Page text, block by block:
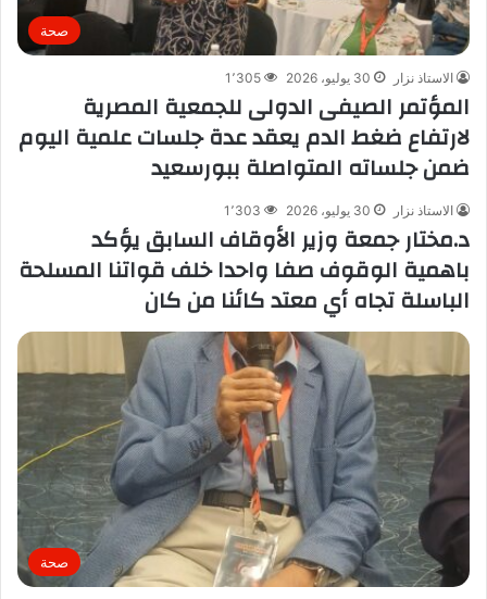
صحة
الاستاذ نزار 30 يوليو، 2026 1٬305
المؤتمر الصيفى الدولى للجمعية المصرية
لارتفاع ضغط الدم يعقد عدة جلسات علمية اليوم
ضمن جلساته المتواصلة ببورسعيد
الاستاذ نزار 30 يوليو، 2026 1٬303
د.مختار جمعة وزير الأوقاف السابق يؤكد
باهمية الوقوف صفا واحدا خلف قواتنا المسلحة
الباسلة تجاه أي معتد كائنا من كان
صحة